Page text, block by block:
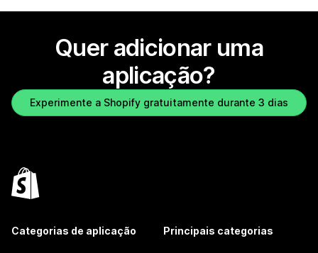
Quer adicionar uma
aplicação?
Experimente a Shopify gratuitamente durante 3 dias
Categorias de aplicação Principais categorias